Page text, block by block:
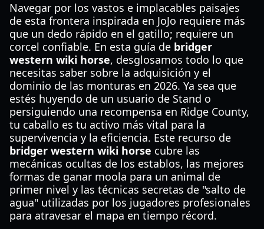
Navegar por los vastos e implacables paisajes
de esta frontera inspirada en JoJo requiere más
que un dedo rápido en el gatillo; requiere un
corcel confiable. En esta guía de bridger
western wiki horse, desglosamos todo lo que
necesitas saber sobre la adquisición y el
dominio de las monturas en 2026. Ya sea que
estés huyendo de un usuario de Stand o
persiguiendo una recompensa en Ridge County,
tu caballo es tu activo más vital para la
supervivencia y la eficiencia. Este recurso de
bridger western wiki horse cubre las
mecánicas ocultas de los establos, las mejores
formas de ganar moola para un animal de
primer nivel y las técnicas secretas de "salto de
agua" utilizadas por los jugadores profesionales
para atravesar el mapa en tiempo récord.